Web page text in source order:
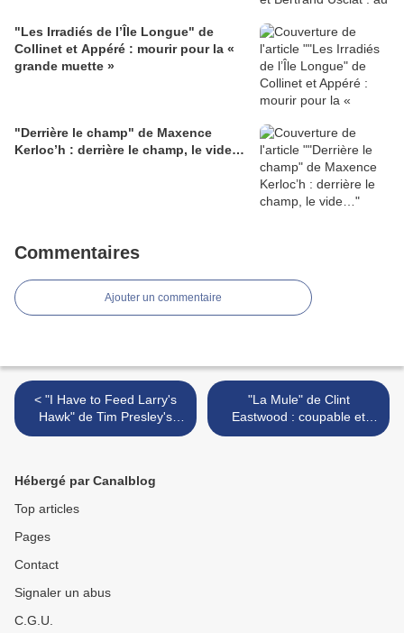
"Les Irradiés de l’Île Longue" de
Collinet et Appéré : mourir pour la «
grande muette »
"Derrière le champ" de Maxence
Kerloc’h : derrière le champ, le vide…
Commentaires
Ajouter un commentaire
< "I Have to Feed Larry's
Hawk" de Tim Presley's
White Fence : un
"La Mule" de Clint
Eastwood : coupable et
sans filtre >
Hébergé par Canalblog
Top articles
Pages
Contact
Signaler un abus
C.G.U.